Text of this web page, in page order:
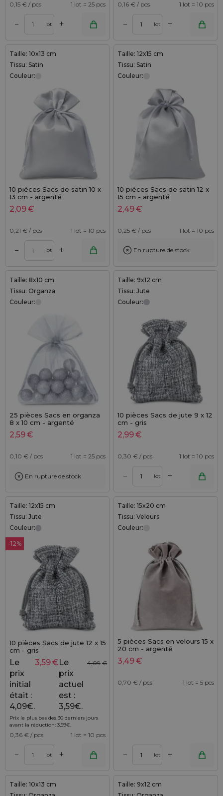
0,15 € / pcs 1 lot = 25 pcs
– lot +
0,16 € / pcs 1 lot = 10 pcs
– lot +
Taille: 10x13 cm
Tissu: Satin
Couleur:
10 pièces Sacs de satin 10 x
13 cm - argenté
2,09€
0,21 € / pcs 1 lot = 10 pcs
– lot +
Taille: 12x15 cm
Tissu: Satin
Couleur:
10 pièces Sacs de satin 12 x
15 cm - argenté
2,49€
0,25 € / pcs 1 lot = 10 pcs
En rupture de stock
Taille: 8x10 cm
Tissu: Organza
Couleur:
25 pièces Sacs en organza
8 x 10 cm - argenté
2,59€
0,10 € / pcs 1 lot = 25 pcs
En rupture de stock
Taille: 9x12 cm
Tissu: Jute
Couleur:
10 pièces Sacs de jute 9 x 12
cm - gris
2,99€
0,30 € / pcs 1 lot = 10 pcs
– lot +
Taille: 12x15 cm
Tissu: Jute
Couleur:
-12%
10 pièces Sacs de jute 12 x 15
cm - gris
4,09 €
Le
prix
initial
était :
4,09€.
3,59€Le
prix
actuel
est :
3,59€.
Prix le plus bas des 30 derniers jours
avant la réduction: 3,59€.
0,36 € / pcs 1 lot = 10 pcs
– lot +
Taille: 15x20 cm
Tissu: Velours
Couleur:
5 pièces Sacs en velours 15 x
20 cm - argenté
3,49€
0,70 € / pcs 1 lot = 5 pcs
– lot +
Taille: 10x13 cm
Taille: 9x12 cm